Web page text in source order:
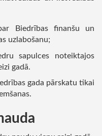
Biedrības finanšu un
uzlabošanu;
sapulces noteiktajos
gadā.
gada pārskatu tikai